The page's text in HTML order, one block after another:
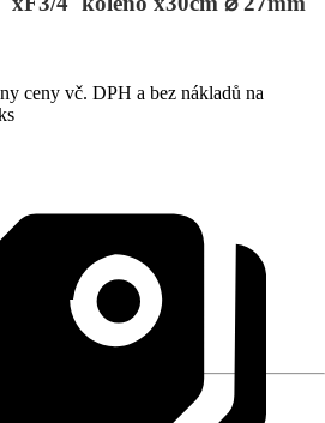
ceny vč. DPH a bez nákladů na